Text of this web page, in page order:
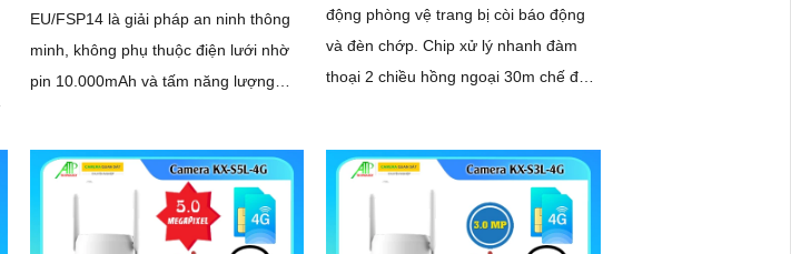
EU/FSP14 là giải pháp an ninh thông
minh, không phụ thuộc điện lưới nhờ
pin 10.000mAh và tấm năng lượng
động phòng vệ trang bị còi báo động
và đèn chớp. Chip xử lý nhanh đàm
thoại 2 chiều hồng ngoại 30m chế độ